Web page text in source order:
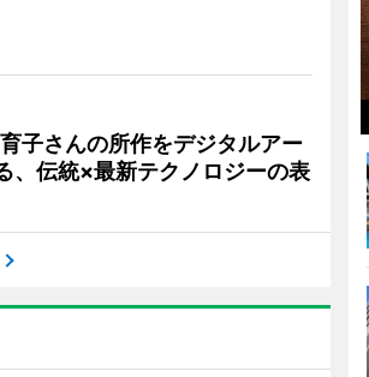
子さんの所作をデジタルアー
伝統×最新テクノロジーの表